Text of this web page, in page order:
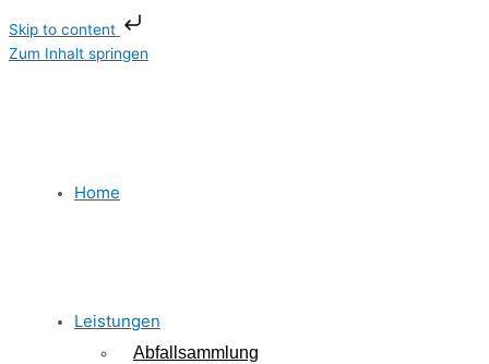
Skip to content
Zum Inhalt springen
Home
Leistungen
Abfallsammlung